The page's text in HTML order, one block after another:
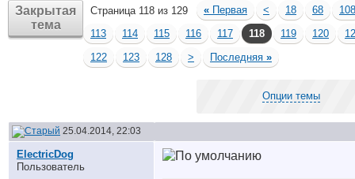
Закрытая
тема
Страница 118 из 129 « Первая < 18 68
108
113
114 115 116 117 118 119 120
122
123 128 > Последняя »
Опции темы
25.04.2014, 22:03
ElectricDog
Пользователь